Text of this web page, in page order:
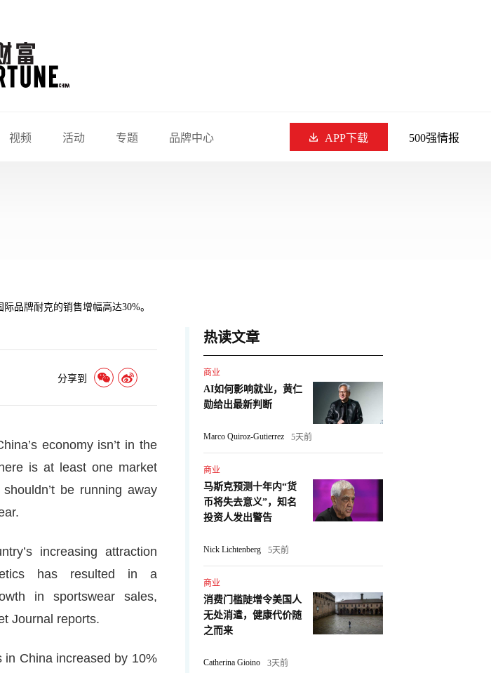
视频 活动 专题 品牌中心 APP下载 500强情报
品牌耐克的销售增幅高达30%。
分享到
economy isn’t in the
is at least one market
be running away
increasing attraction
has resulted in a
in sportswear sales,
Journal reports.
China increased by 10%
热读文章
商业
AI如何影响就业，黄仁
勋给出最新判断
Marco Quiroz-Gutierrez 5天前
商业
马斯克预测十年内“货
币将失去意义”，知名
投资人发出警告
Nick Lichtenberg 5天前
商业
消费门槛陡增令美国人
无处消遣，健康代价随
之而来
Catherina Gioino 3天前